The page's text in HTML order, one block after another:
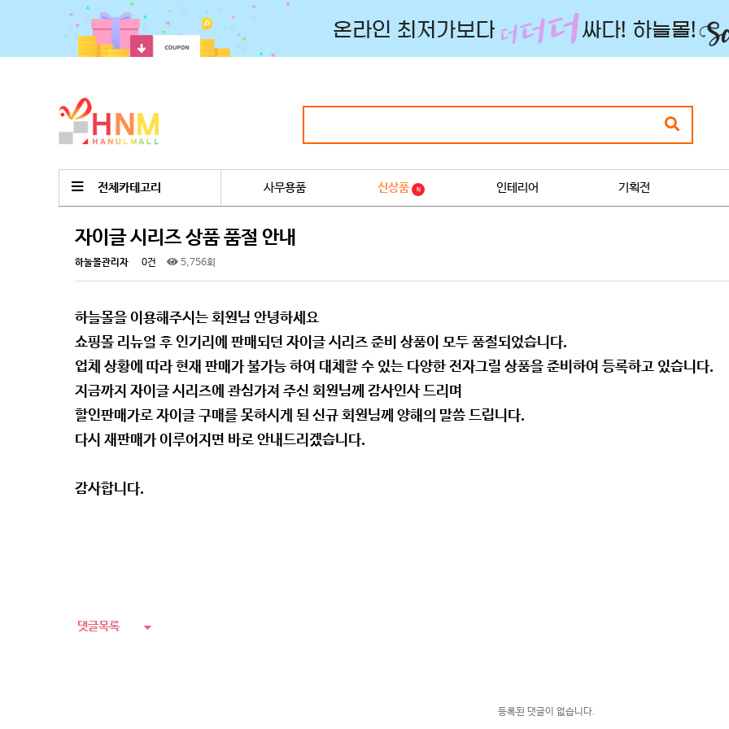
전체카테고리 사무용품 신상품 N 인테리어 기획전
자이글 시리즈 상품 품절 안내
하눌몰관리자 0건 5,756회
하늘몰을 이용해주시는 회원님 안녕하세요
쇼핑몰 리뉴얼 후 인기리에 판매되던 자이글 시리즈 준비 상품이 모두 품절되었습니다.
업체 상황에 따라 현재 판매가 불가능 하여 대체할 수 있는 다양한 전자그릴 상품을 준비하여 등록하고 있습니다.
지금까지 자이글 시리즈에 관심가져 주신 회원님께 감사인사 드리며
할인판매가로 자이글 구매를 못하시게 된 신규 회원님께 양해의 말씀 드립니다.
다시 재판매가 이루어지면 바로 안내드리겠습니다.
감사합니다.
댓글목록
등록된 댓글이 없습니다.